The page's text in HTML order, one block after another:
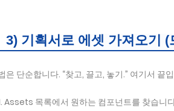
3) 기획서로 에셋 가져오기 (
은 단순합니다. “찾고, 끌고, 놓기.” 여기서 끝
Assets 목록에서 원하는 컴포넌트를 찾습니